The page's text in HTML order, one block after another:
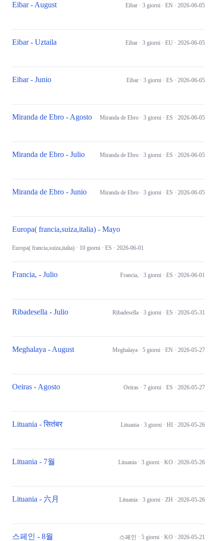
Eibar - August Eibar · 3 giorni · EN · 2026-06-05
Eibar - Uztaila Eibar · 3 giorni · EU · 2026-06-05
Eibar - Junio Eibar · 3 giorni · ES · 2026-06-05
Miranda de Ebro - Agosto Miranda de Ebro · 3 giorni · ES · 2026-06-05
Miranda de Ebro - Julio Miranda de Ebro · 3 giorni · ES · 2026-06-05
Miranda de Ebro - Junio Miranda de Ebro · 3 giorni · ES · 2026-06-05
Europa( francia,suiza,italia) - Mayo
Europa( francia,suiza,italia) · 10 giorni · ES · 2026-06-01
Francia, - Julio Francia, · 3 giorni · ES · 2026-06-01
Ribadesella - Julio Ribadesella · 3 giorni · ES · 2026-05-31
Meghalaya - August Meghalaya · 5 giorni · EN · 2026-05-27
Oeiras - Agosto Oeiras · 7 giorni · ES · 2026-05-27
Lituania - सितंबर Lituania · 3 giorni · HI · 2026-05-26
Lituania - 7월 Lituania · 3 giorni · KO · 2026-05-26
Lituania - 六月 Lituania · 3 giorni · ZH · 2026-05-26
스페인 - 8월 스페인 · 5 giorni · KO · 2026-05-21